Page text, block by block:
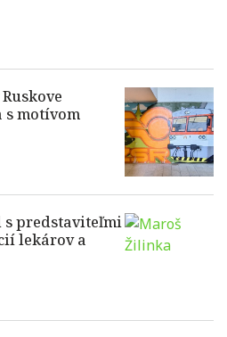
motívom
predstaviteľmi
lekárov a